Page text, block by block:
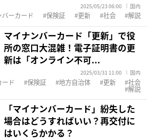
2025/05/23 06:00 国内
ーカード 保険証 更新 社会 解説
マイナンバーカード「更新」で役
所の窓口大混雑！電子証明書の更
新は「オンライン不可...
2025/03/31 11:00 国内
ド 保険証 地方自治体 更新 社会
解説
「マイナンバーカード」紛失した
場合はどうすればいい？再交付に
はいくらかかる？